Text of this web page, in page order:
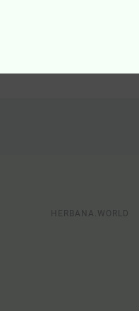
HERBANA.WORLD